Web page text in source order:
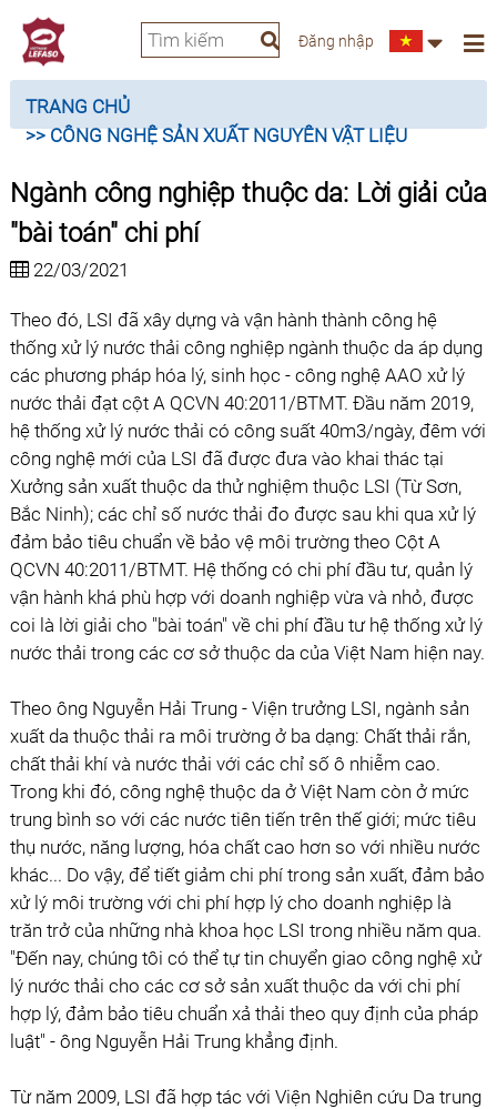
Đăng nhập
TRANG CHỦ
>> CÔNG NGHỆ SẢN XUẤT NGUYÊN VẬT LIỆU
Ngành công nghiệp thuộc da: Lời giải của
"bài toán" chi phí
22/03/2021
Theo đó, LSI đã xây dựng và vận hành thành công hệ
thống xử lý nước thải công nghiệp ngành thuộc da áp dụng
các phương pháp hóa lý, sinh học - công nghệ AAO xử lý
nước thải đạt cột A QCVN 40:2011/BTMT. Đầu năm 2019,
hệ thống xử lý nước thải có công suất 40m3/ngày, đêm với
công nghệ mới của LSI đã được đưa vào khai thác tại
Xưởng sản xuất thuộc da thử nghiệm thuộc LSI (Từ Sơn,
Bắc Ninh); các chỉ số nước thải đo được sau khi qua xử lý
đảm bảo tiêu chuẩn về bảo vệ môi trường theo Cột A
QCVN 40:2011/BTMT. Hệ thống có chi phí đầu tư, quản lý
vận hành khá phù hợp với doanh nghiệp vừa và nhỏ, được
coi là lời giải cho "bài toán" về chi phí đầu tư hệ thống xử lý
nước thải trong các cơ sở thuộc da của Việt Nam hiện nay.
Theo ông Nguyễn Hải Trung - Viện trưởng LSI, ngành sản
xuất da thuộc thải ra môi trường ở ba dạng: Chất thải rắn,
chất thải khí và nước thải với các chỉ số ô nhiễm cao.
Trong khi đó, công nghệ thuộc da ở Việt Nam còn ở mức
trung bình so với các nước tiên tiến trên thế giới; mức tiêu
thụ nước, năng lượng, hóa chất cao hơn so với nhiều nước
khác... Do vậy, để tiết giảm chi phí trong sản xuất, đảm bảo
xử lý môi trường với chi phí hợp lý cho doanh nghiệp là
trăn trở của những nhà khoa học LSI trong nhiều năm qua.
"Đến nay, chúng tôi có thể tự tin chuyển giao công nghệ xử
lý nước thải cho các cơ sở sản xuất thuộc da với chi phí
hợp lý, đảm bảo tiêu chuẩn xả thải theo quy định của pháp
luật" - ông Nguyễn Hải Trung khẳng định.
Từ năm 2009, LSI đã hợp tác với Viện Nghiên cứu Da trung